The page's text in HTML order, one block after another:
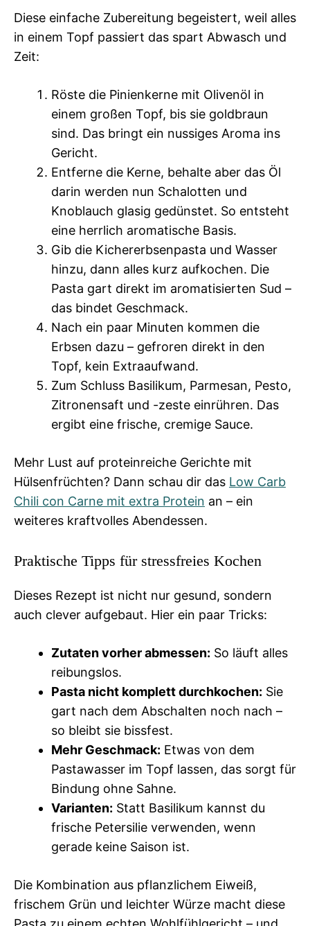
Diese einfache Zubereitung begeistert, weil alles
in einem Topf passiert das spart Abwasch und
Zeit:
Röste die Pinienkerne mit Olivenöl in
einem großen Topf, bis sie goldbraun
sind. Das bringt ein nussiges Aroma ins
Gericht.
Entferne die Kerne, behalte aber das Öl
darin werden nun Schalotten und
Knoblauch glasig gedünstet. So entsteht
eine herrlich aromatische Basis.
Gib die Kichererbsenpasta und Wasser
hinzu, dann alles kurz aufkochen. Die
Pasta gart direkt im aromatisierten Sud –
das bindet Geschmack.
Nach ein paar Minuten kommen die
Erbsen dazu – gefroren direkt in den
Topf, kein Extraaufwand.
Zum Schluss Basilikum, Parmesan, Pesto,
Zitronensaft und -zeste einrühren. Das
ergibt eine frische, cremige Sauce.
Mehr Lust auf proteinreiche Gerichte mit
Hülsenfrüchten? Dann schau dir das Low Carb
Chili con Carne mit extra Protein an – ein
weiteres kraftvolles Abendessen.
Praktische Tipps für stressfreies Kochen
Dieses Rezept ist nicht nur gesund, sondern
auch clever aufgebaut. Hier ein paar Tricks:
Zutaten vorher abmessen: So läuft alles
reibungslos.
Pasta nicht komplett durchkochen: Sie
gart nach dem Abschalten noch nach –
so bleibt sie bissfest.
Mehr Geschmack: Etwas von dem
Pastawasser im Topf lassen, das sorgt für
Bindung ohne Sahne.
Varianten: Statt Basilikum kannst du
frische Petersilie verwenden, wenn
gerade keine Saison ist.
Die Kombination aus pflanzlichem Eiweiß,
frischem Grün und leichter Würze macht diese